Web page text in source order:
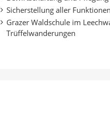
Sicherstellung aller
Grazer Waldschule im
Trüffelwanderungen